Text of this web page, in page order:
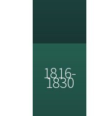
1816-
1830